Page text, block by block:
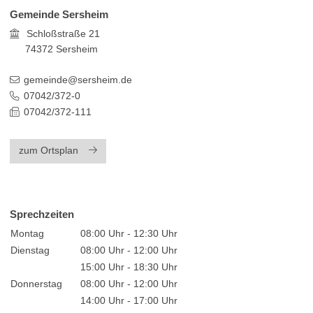
Gemeinde Sersheim
Schloßstraße 21
74372 Sersheim
gemeinde@sersheim.de
07042/372-0
07042/372-111
zum Ortsplan
Sprechzeiten
Montag
08:00 Uhr - 12:30 Uhr
Dienstag
08:00 Uhr - 12:00 Uhr
15:00 Uhr - 18:30 Uhr
Donnerstag
08:00 Uhr - 12:00 Uhr
14:00 Uhr - 17:00 Uhr